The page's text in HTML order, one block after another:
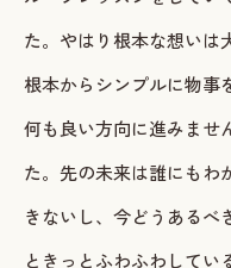
た。やはり根本な想いは
根本からシンプルに物事
何も良い方向に進みませ
た。先の未来は誰にもわ
きないし、今どうあるべ
ときっとふわふわしてい